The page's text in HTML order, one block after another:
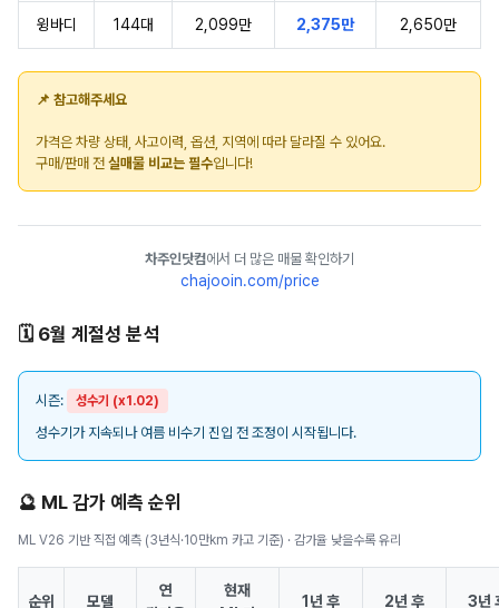
윙바디 144대 2,099만 2,375만 2,650만
📌 참고해주세요
가격은 차량 상태, 사고이력, 옵션, 지역에 따라 달라질 수 있어요.
구매/판매 전 실매물 비교는 필수입니다!
차주인닷컴에서 더 많은 매물 확인하기
chajooin.com/price
🗓️ 6월 계절성 분석
시즌: 성수기 (x1.02)
성수기가 지속되나 여름 비수기 진입 전 조정이 시작됩니다.
🔮 ML 감가 예측 순위
ML V26 기반 직접 예측 (3년식·10만km 카고 기준) · 감가율 낮을수록 유리
순위 모델
연
현재
1년 후 2년 후 3년